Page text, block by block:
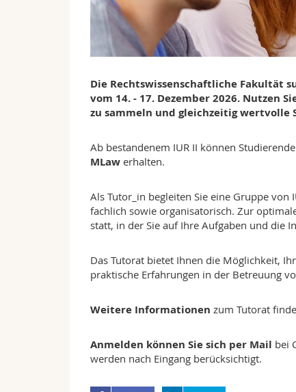
Die Rechtswissenschaftliche Fakultät
vom 14. - 17. Dezember 2026. Nutzen
zu sammeln und gleichzeitig
Ab bestandenem IUR II können
MLaw erhalten.
Als Tutor_in begleiten Sie eine Gruppe
fachlich sowie organisatorisch. Zur
statt, in der Sie auf Ihre Aufgaben und die
Das Tutorat bietet Ihnen die Möglichkeit,
praktische Erfahrungen in der Betreuung
Weitere Informationen zum Tutorat
Anmelden können Sie sich per Mail bei
werden nach Eingang berücksichtigt.